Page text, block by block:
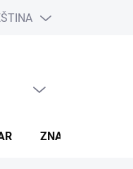
ZNAČKY